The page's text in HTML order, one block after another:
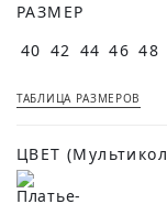
РАЗМЕР
40 42 44 46 48
ТАБЛИЦА РАЗМЕРОВ
ЦВЕТ